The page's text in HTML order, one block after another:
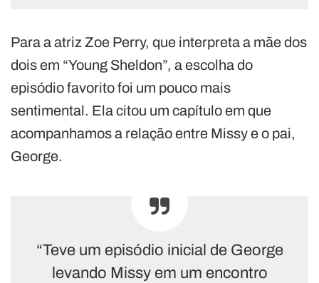
Para a atriz Zoe Perry, que interpreta a mãe dos
dois em “Young Sheldon”, a escolha do
episódio favorito foi um pouco mais
sentimental. Ela citou um capítulo em que
acompanhamos a relação entre Missy e o pai,
George.
“Teve um episódio inicial de George
levando Missy em um encontro